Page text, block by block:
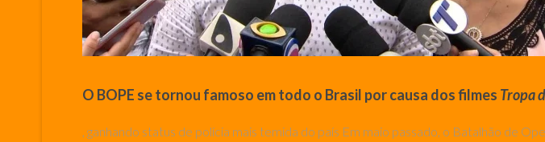
O BOPE se tornou famoso em todo o Brasil por causa dos filmes Tropa
, ganhando status de polícia mais temida do país Em maio passado, o Batalhão de